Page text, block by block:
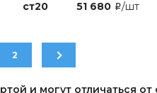
ст20 51 680 i/шт
2
и могут отличаться